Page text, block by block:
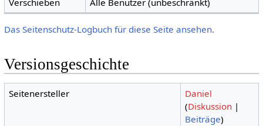
Das Seitenschutz-Logbuch für diese Seite ansehen.
Versionsgeschichte
Seitenersteller
Daniel
(Diskussion |
Beiträge)